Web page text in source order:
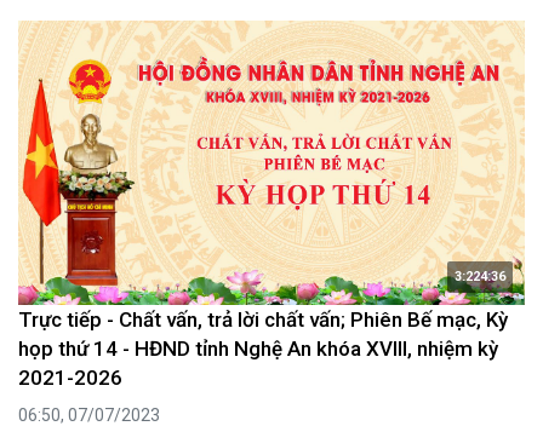
3:224:36
Trực tiếp - Chất vấn, trả lời chất vấn; Phiên Bế mạc, Kỳ
họp thứ 14 - HĐND tỉnh Nghệ An khóa XVIII, nhiệm kỳ
2021-2026
06:50, 07/07/2023